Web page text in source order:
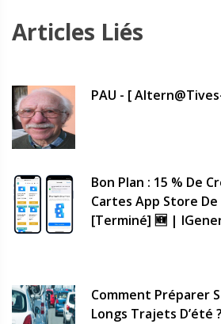
Articles Liés
PAU - [
Bon Plan : 15 % De
Cartes App Store De
[terminé] 🆕 |
Comment Préparer
Longs Trajets D’été ?